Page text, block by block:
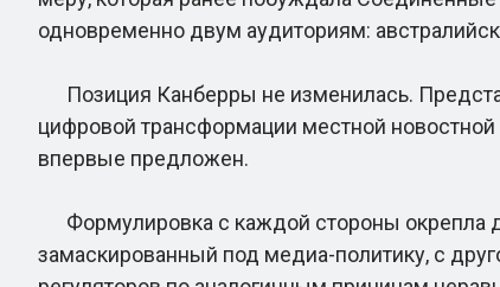
одновременно двум аудиториям:
Позиция Канберры не изменилась.
цифровой трансформации местной новостной
впервые предложен.
Формулировка с каждой стороны окрепла
замаскированный под медиа-политику, с